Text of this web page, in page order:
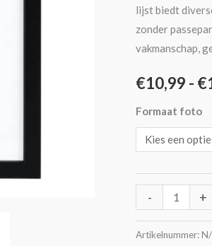
lijst biedt
zonder
vakmanschap,
€10,99 - €
Formaat foto
- +
Artikelnummer: